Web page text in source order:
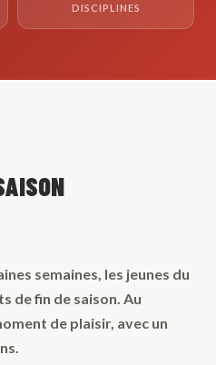
DISCIPLINES
semaines, les jeunes du
de fin de saison. Au
de plaisir, avec un